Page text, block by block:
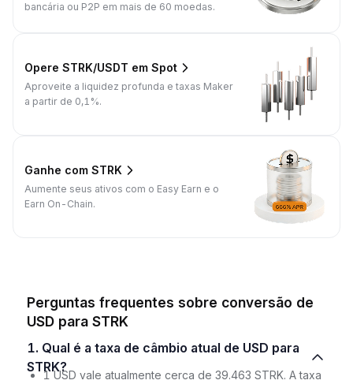
bancária ou P2P em mais de 60 moedas.
Opere STRK/USDT em Spot
Aproveite a liquidez profunda e taxas Maker
a partir de 0,1%.
Ganhe com STRK
Aumente seus ativos com o Easy Earn e o
Earn On-Chain.
Perguntas frequentes sobre conversão de
USD para STRK
1. Qual é a taxa de câmbio atual de USD para
STRK?
1 USD vale atualmente cerca de 39.463 STRK. A taxa